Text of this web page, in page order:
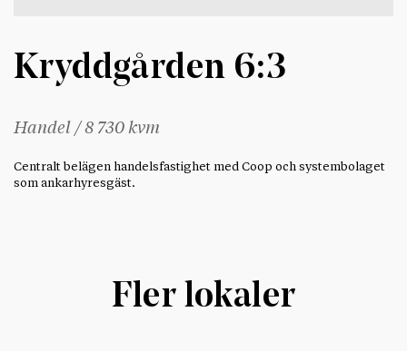
Kryddgården 6:3
Handel / 8 730 kvm
Centralt belägen handelsfastighet med Coop och systembolaget
som ankarhyresgäst.
Fler lokaler